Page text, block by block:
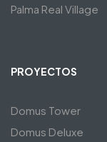
Palma Real Village
PROYECTOS
Domus Tower
Domus Deluxe